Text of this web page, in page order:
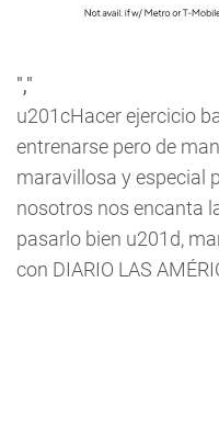
","
u201cHacer ejercicio
entrenarse pero de
maravillosa y especial
nosotros nos encanta
pasarlo bien u201d,
con DIARIO LAS